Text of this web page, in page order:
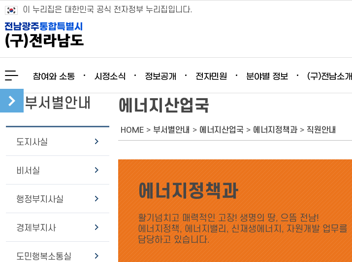
이 누리집은 대한민국 공식 전자정부 누리집입니다.
참여와 소통 시정소식 정보공개 전자민원 분야별 정보 (구)전남소개
부서별안내
도지사실
비서실
행정부지사실
경제부지사
도민행복소통실
에너지산업국
HOME > 부서별안내 > 에너지산업국 > 에너지정책과 > 직원안내
에너지정책과
활기넘치고 매력적인 고장! 생명의 땅, 으뜸 전남!
에너지정책, 에너지밸리, 신재생에너지, 자원개발 업무를
담당하고 있습니다.